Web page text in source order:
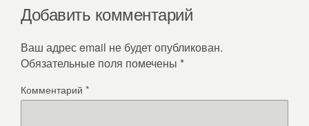
Добавить комментарий
Ваш адрес email не будет опубликован.
Обязательные поля помечены *
Комментарий *